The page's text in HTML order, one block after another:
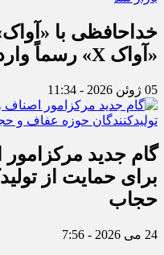
خداحافظی با
«آواک X» رسماً وارد بازار شد
05 ژوئن 2026 - 11:34
گام جدید مرکزامور
برای حمایت از
حجاب
24 می 2026 - 7:56